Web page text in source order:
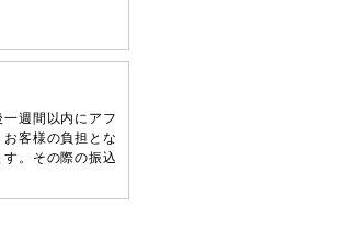
週間以内にアフ
客様の負担とな
。その際の振込